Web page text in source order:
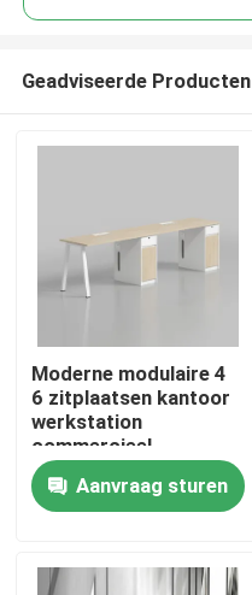
Thuis
Producten
Geadviseerde Producten
Moderne modulaire 4
6 zitplaatsen kantoor
werkstation
commercieel
personeel kantoor
bureau met privacy
scherm
Aanvraag sturen